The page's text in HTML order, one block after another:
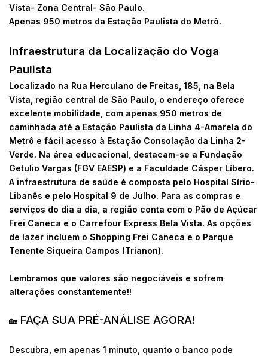
Vista- Zona Central- São Paulo.
Apenas 950 metros da Estação Paulista do Metrô.
Infraestrutura da Localização do Voga
Paulista
Localizado na Rua Herculano de Freitas, 185, na Bela
Vista, região central de São Paulo, o endereço oferece
excelente mobilidade, com apenas 950 metros de
caminhada até a Estação Paulista da Linha 4-Amarela do
Metrô e fácil acesso à Estação Consolação da Linha 2-
Verde. Na área educacional, destacam-se a Fundação
Getulio Vargas (FGV EAESP) e a Faculdade Cásper Líbero.
A infraestrutura de saúde é composta pelo Hospital Sírio-
Libanês e pelo Hospital 9 de Julho. Para as compras e
serviços do dia a dia, a região conta com o Pão de Açúcar
Frei Caneca e o Carrefour Express Bela Vista. As opções
de lazer incluem o Shopping Frei Caneca e o Parque
Tenente Siqueira Campos (Trianon).
Lembramos que valores são negociáveis e sofrem
alterações constantemente!!
🏡 FAÇA SUA PRÉ-ANÁLISE AGORA!
Descubra, em apenas 1 minuto, quanto o banco pode